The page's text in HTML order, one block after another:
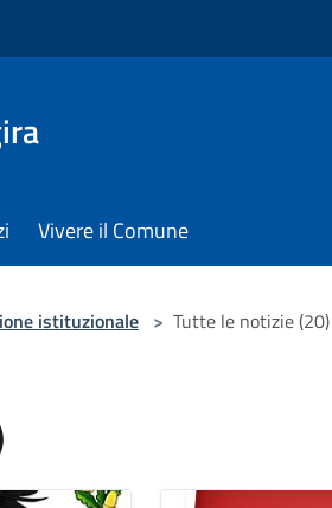
Vivere il Comune
istituzionale > Tutte le notizie (20)